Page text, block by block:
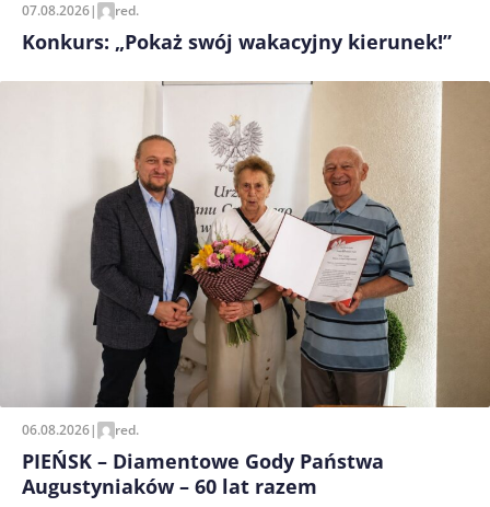
07.08.2026| red.
Konkurs: „Pokaż swój wakacyjny kierunek!”
06.08.2026| red.
PIEŃSK – Diamentowe Gody Państwa
Augustyniaków – 60 lat razem